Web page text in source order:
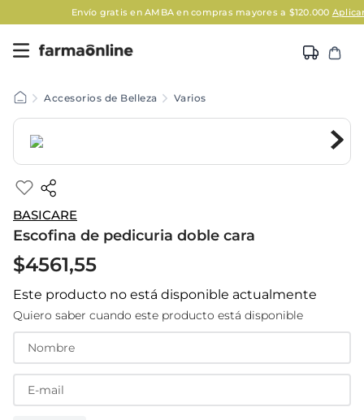
Envío gratis en AMBA en compras mayores a $120.000Aplican
Accesorios de Belleza Varios
BASICARE
Escofina de pedicuria doble cara
$4561,55
Este producto no está disponible actualmente
Quiero saber cuando este producto está disponible